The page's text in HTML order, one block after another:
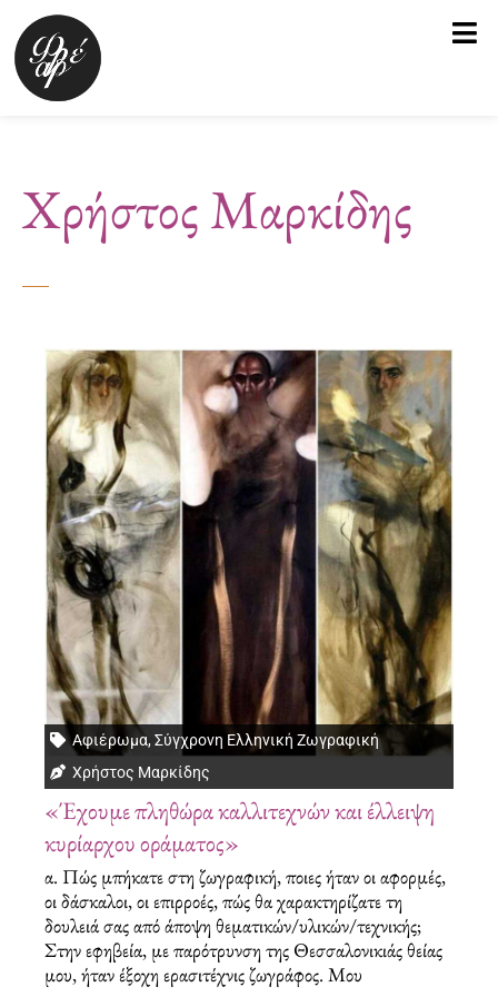
Μετάβαση
στο
περιεχόμενο
Χρήστος Μαρκίδης
Αφιέρωμα,Σύγχρονη Ελληνική Ζωγραφική
Χρήστος Μαρκίδης
«Έχουμε πληθώρα καλλιτεχνών και έλλειψη
κυρίαρχου οράματος»
α. Πώς μπήκατε στη ζωγραφική, ποιες ήταν οι αφορμές,
οι δάσκαλοι, οι επιρροές, πώς θα χαρακτηρίζατε τη
δουλειά σας από άποψη θεματικών/υλικών/τεχνικής;
Στην εφηβεία, με παρότρυνση της Θεσσαλονικιάς θείας
μου, ήταν έξοχη ερασιτέχνις ζωγράφος. Mου